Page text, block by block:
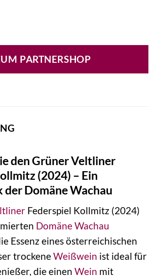
PARTNERSHOP
den Grüner Veltliner
(2024) – Ein
Domäne Wachau
Federspiel Kollmitz (2024)
Domäne Wachau
Essenz eines österreichischen
trockeneWeißwein ist ideal für
die einen Wein mit